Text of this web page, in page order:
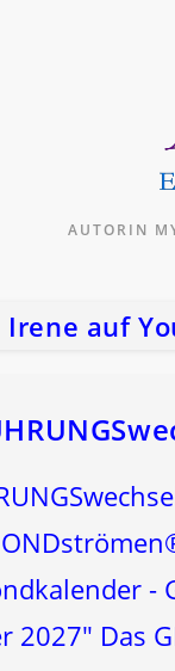
AUTORIN
Irene auf
Das